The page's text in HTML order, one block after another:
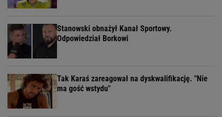
Stanowski obnażył Kanał Sportowy.
Odpowiedział Borkowi
Tak Karaś zareagował na dyskwalifikację. "Nie
ma gość wstydu"